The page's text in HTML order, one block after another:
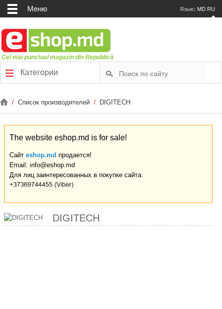
Меню Язык: MD RU
Cel mai punctual magazin din Republică
Категории
/ Список производителей / DIGITECH
The website eshop.md is for sale!
Сайт eshop.md продается!
Email: info@eshop.md
Для лиц заинтересованных в покупке сайта:
DIGITECH